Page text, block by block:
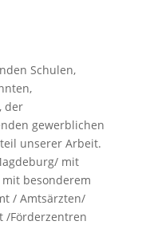
Schulen,
der
gewerblichen
unserer Arbeit.
mit
besonderem
/ Amtsärzten/
/Förderzentren